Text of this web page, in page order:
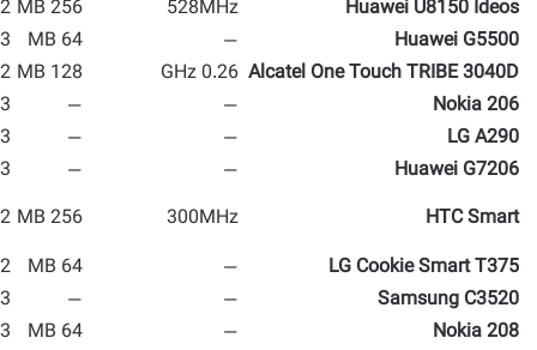
Huawei U8150 Ideos
528MHz
256 MB
Huawei G5500
—
64 MB
Alcatel One Touch TRIBE 3040D
0.26 GHz
128 MB
2 MP
Nokia 206
—
—
LG A290
—
—
Huawei G7206
—
—
HTC Smart
300MHz
256 MB
LG Cookie Smart T375
—
64 MB
2 MP
Samsung C3520
—
—
Nokia 208
—
64 MB